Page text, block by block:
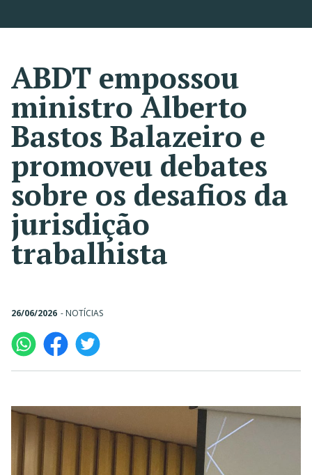
ABDT empossou
ministro Alberto
Bastos Balazeiro e
promoveu debates
sobre os desafios da
jurisdição
trabalhista
26/06/2026 - NOTÍCIAS